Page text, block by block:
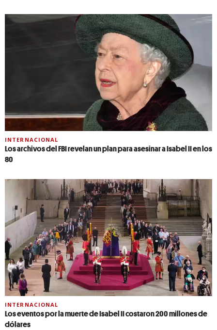
INTERNACIONAL
Los archivos del FBI revelan un plan para asesinar a Isabel II en los
80
INTERNACIONAL
Los eventos por la muerte de Isabel II costaron 200 millones de
dólares